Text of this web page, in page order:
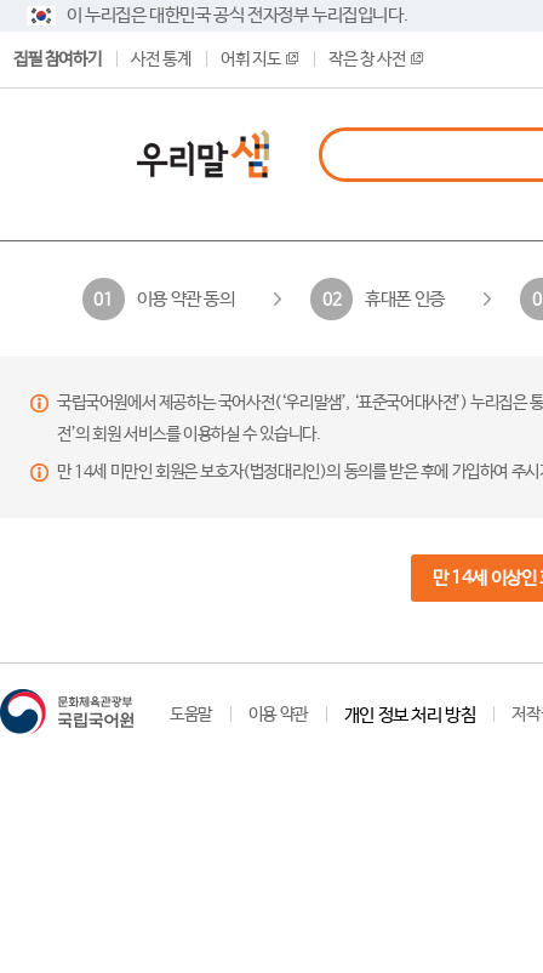
이 누리집은 대한민국 공식 전자정부 누리집입니다.
집필 참여하기 사전 통계 어휘 지도 작은 창 사전
01 이용 약관 동의 02 휴대폰 인증
국립국어원에서 제공하는 국어사전(‘우리말샘’, ‘표준국어대사전’) 누리집
전’의 회원 서비스를 이용하실 수 있습니다.
만 14세 미만인 회원은 보호자(법정대리인)의 동의를 받은 후에 가입하여 주
만 14세 이상인
도움말 이용 약관 개인 정보 처리 방침 저